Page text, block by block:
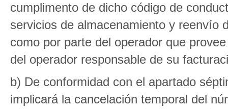
cumplimento de dicho código de
servicios de almacenamiento y reenvío
como por parte del operador que
del operador responsable de su
b) De conformidad con el apartado
implicará la cancelación temporal del